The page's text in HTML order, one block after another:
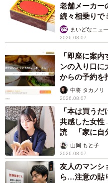
老舗メーカ
続々相乗りで
まいどなニュ
2026.08.07
「即座に案
ンの入り口
からの予約を
中将 タカノリ
2026.08.07
「本は買う
共感した女性
読 「家に自
山岡 もと子
2026.08.07
友人のマンシ
ら…注意の貼